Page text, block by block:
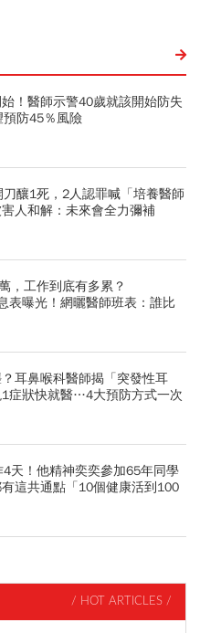
！醫師示警40歲就該開始防失
防45％風險
釀1死，2人認罪喊「培養醫師
人和解：未來會全力彌補
，工作到底有多累？
曝光！網曬醫師班表：誰比
耳鼻喉科醫師揭「突發性耳
症狀快就醫…4大預防方式一次
天！他精神奕奕參加65年同學
這共通點「10個健康活到100
/ HOT ARTICLES /